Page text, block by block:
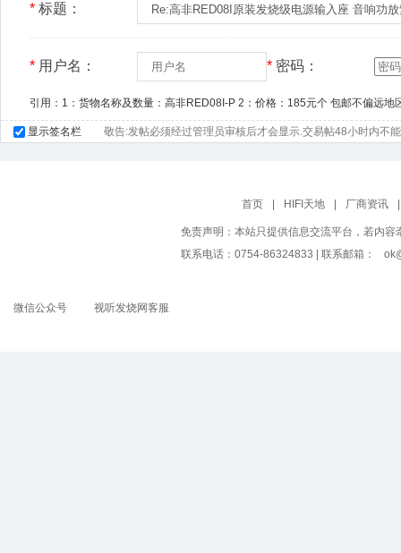
* 标题：
* 用户名： * 密码：
引用：1：货物名称及数量：高非RED08I-P 2：价格：185元个 包邮不偏远
显示签名栏 敬告:发帖必须经过管理员审核后才会显示.交易帖48小时内不
首页 HIFI天地 厂商资讯
微信公众号 视听发烧网客服
免责声明：本站只提供信息交流平台，若内
联系电话：0754-86324833 | 联系邮箱：